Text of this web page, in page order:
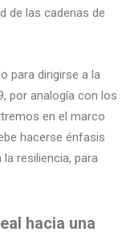
de las cadenas de
para dirigirse a la
por analogía con los
en el marco
hacerse énfasis
resiliencia, para
hacia una